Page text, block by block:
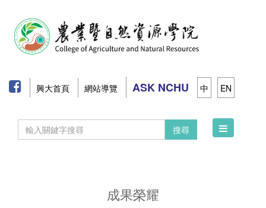
興大首頁 網站導覽 ASK NCHU 中 EN
搜尋
Toggle
成果榮耀